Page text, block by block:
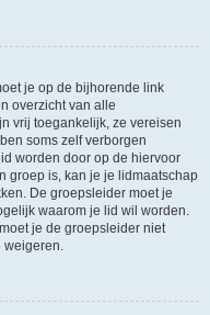
je op de bijhorende link
overzicht van alle
vrij toegankelijk, ze vereisen
soms zelf verborgen
worden door op de hiervoor
groep is, kan je je lidmaatschap
De groepsleider moet je
waarom je lid wil worden.
je de groepsleider niet
weigeren.